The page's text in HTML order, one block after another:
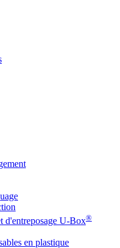
d'entreposage U-Box®
en plastique